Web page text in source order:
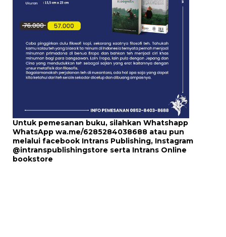
Untuk pemesanan buku, silahkan Whatshapp
WhatsApp wa.me/6285284038688 atau pun
melalui facebook Intrans Publishing, Instagram
@intranspublishingstore serta Intrans Online
bookstore